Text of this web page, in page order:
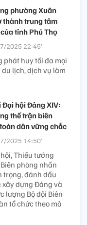
phường Xuân
thành trung tâm
tỉnh Phú Thọ
2025 22:45’
phát huy tối đa mọi
lịch, dịch vụ làm
Đại hội Đảng XIV:
thế trận biên
dân vững chắc
2025 14:50’
Thiếu tướng
phòng nhấn
trọng, đánh dấu
dựng Đảng và
lượng Bộ đội Biên
tổ chức theo mô